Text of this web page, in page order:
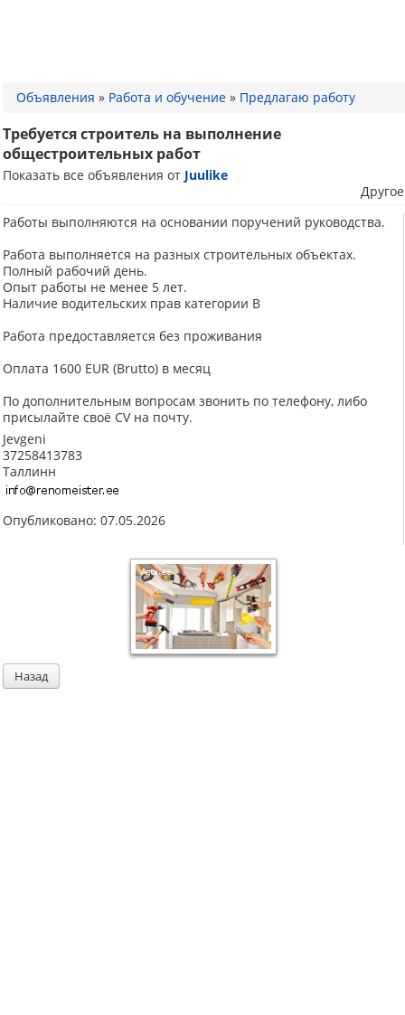
Объявления » Работа и обучение » Предлагаю работу
Требуется строитель на выполнение
общестроительных работ
Показать все объявления от Juulike
Другое
Работы выполняются на основании поручений руководства.
Работа выполняется на разных строительных объектах.
Полный рабочий день.
Опыт работы не менее 5 лет.
Наличие водительских прав категории B
Работа предоставляется без проживания
Оплата 1600 EUR (Brutto) в месяц
По дополнительным вопросам звонить по телефону, либо
присылайте своё CV на почту.
Jevgeni
37258413783
Таллинн
Опубликовано: 07.05.2026
Назад